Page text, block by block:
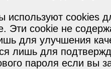
используют cookies
Эти cookie не
для улучшения
лишь для
пароля если вы